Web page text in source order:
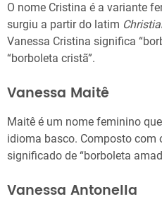
O nome Cristina é a variante
surgiu a partir do latim
Vanessa Cristina significa
“borboleta cristã”.
Vanessa Maitê
Maitê é um nome feminino
idioma basco. Composto com
significado de “borboleta
Vanessa Antonella